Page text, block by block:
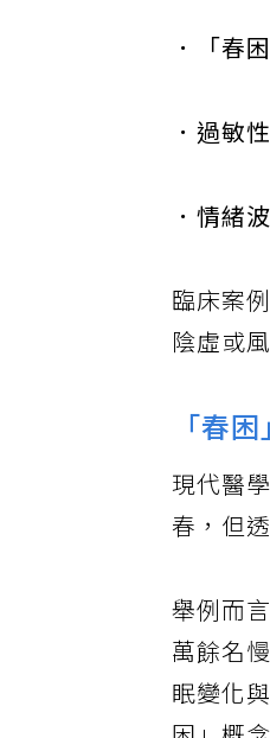
．「春
．過敏
．情緒
臨床案
陰虛或
「春
現代醫
春，但
舉例而
萬餘名
眠變化